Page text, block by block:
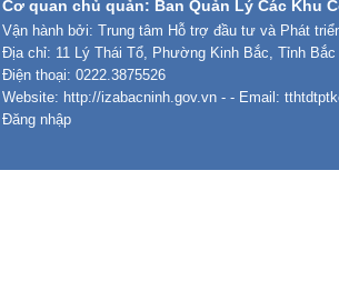
Cơ quan chủ quản: Ban Quản Lý Các Khu
Vận hành bởi: Trung tâm Hỗ trợ đầu tư và Phát
Địa chỉ: 11 Lý Thái Tổ, Phường Kinh Bắc, Tỉnh Bắc
Điện thoại: 0222.3875526
Website: http://izabacninh.gov.vn - - Email:
Đăng nhập